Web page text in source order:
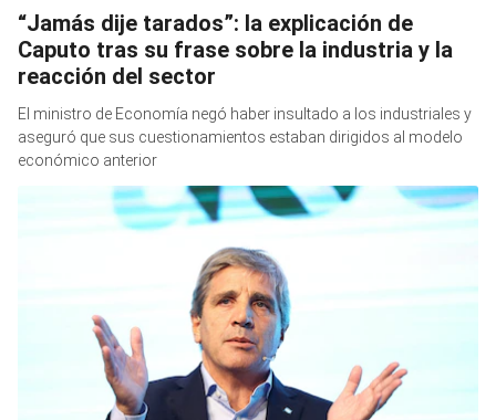
“Jamás dije tarados”: la explicación de
Caputo tras su frase sobre la industria y la
reacción del sector
El ministro de Economía negó haber insultado a los industriales y
aseguró que sus cuestionamientos estaban dirigidos al modelo
económico anterior